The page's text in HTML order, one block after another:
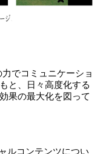
でコミュニケーショ
と、日々高度化する
果の最大化を図って
ルコンテンツについ